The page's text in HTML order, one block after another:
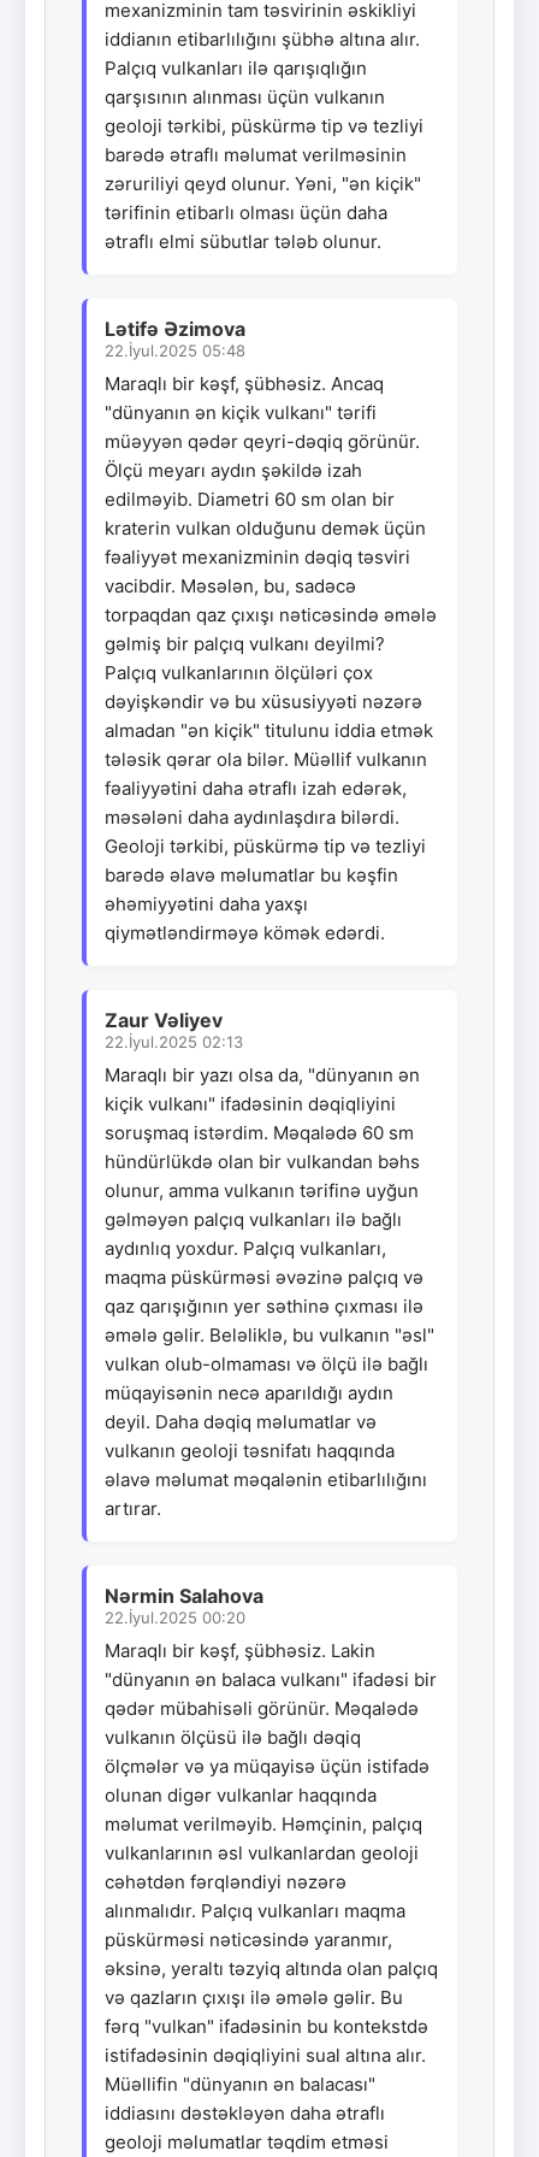
mexanizminin tam təsvirinin əskikliyi
iddianın etibarlılığını şübhə altına alır.
Palçıq vulkanları ilə qarışıqlığın
qarşısının alınması üçün vulkanın
geoloji tərkibi, püskürmə tip və tezliyi
barədə ətraflı məlumat verilməsinin
zəruriliyi qeyd olunur. Yəni, "ən kiçik"
tərifinin etibarlı olması üçün daha
ətraflı elmi sübutlar tələb olunur.
Lətifə Əzimova
22.İyul.2025 05:48
Maraqlı bir kəşf, şübhəsiz. Ancaq
"dünyanın ən kiçik vulkanı" tərifi
müəyyən qədər qeyri-dəqiq görünür.
Ölçü meyarı aydın şəkildə izah
edilməyib. Diametri 60 sm olan bir
kraterin vulkan olduğunu demək üçün
fəaliyyət mexanizminin dəqiq təsviri
vacibdir. Məsələn, bu, sadəcə
torpaqdan qaz çıxışı nəticəsində əmələ
gəlmiş bir palçıq vulkanı deyilmi?
Palçıq vulkanlarının ölçüləri çox
dəyişkəndir və bu xüsusiyyəti nəzərə
almadan "ən kiçik" titulunu iddia etmək
tələsik qərar ola bilər. Müəllif vulkanın
fəaliyyətini daha ətraflı izah edərək,
məsələni daha aydınlaşdıra bilərdi.
Geoloji tərkibi, püskürmə tip və tezliyi
barədə əlavə məlumatlar bu kəşfin
əhəmiyyətini daha yaxşı
qiymətləndirməyə kömək edərdi.
Zaur Vəliyev
22.İyul.2025 02:13
Maraqlı bir yazı olsa da, "dünyanın ən
kiçik vulkanı" ifadəsinin dəqiqliyini
soruşmaq istərdim. Məqalədə 60 sm
hündürlükdə olan bir vulkandan bəhs
olunur, amma vulkanın tərifinə uyğun
gəlməyən palçıq vulkanları ilə bağlı
aydınlıq yoxdur. Palçıq vulkanları,
maqma püskürməsi əvəzinə palçıq və
qaz qarışığının yer səthinə çıxması ilə
əmələ gəlir. Beləliklə, bu vulkanın "əsl"
vulkan olub-olmaması və ölçü ilə bağlı
müqayisənin necə aparıldığı aydın
deyil. Daha dəqiq məlumatlar və
vulkanın geoloji təsnifatı haqqında
əlavə məlumat məqalənin etibarlılığını
artırar.
Nərmin Salahova
22.İyul.2025 00:20
Maraqlı bir kəşf, şübhəsiz. Lakin
"dünyanın ən balaca vulkanı" ifadəsi bir
qədər mübahisəli görünür. Məqalədə
vulkanın ölçüsü ilə bağlı dəqiq
ölçmələr və ya müqayisə üçün istifadə
olunan digər vulkanlar haqqında
məlumat verilməyib. Həmçinin, palçıq
vulkanlarının əsl vulkanlardan geoloji
cəhətdən fərqləndiyi nəzərə
alınmalıdır. Palçıq vulkanları maqma
püskürməsi nəticəsində yaranmır,
əksinə, yeraltı təzyiq altında olan palçıq
və qazların çıxışı ilə əmələ gəlir. Bu
fərq "vulkan" ifadəsinin bu kontekstdə
istifadəsinin dəqiqliyini sual altına alır.
Müəllifin "dünyanın ən balacası"
iddiasını dəstəkləyən daha ətraflı
geoloji məlumatlar təqdim etməsi